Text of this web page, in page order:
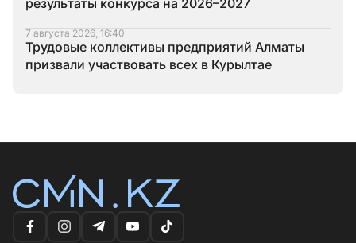
результаты конкурса на 2026–2027
7 августа 2026, 16:40
Трудовые коллективы предприятий Алматы
призвали участвовать всех в Курылтае